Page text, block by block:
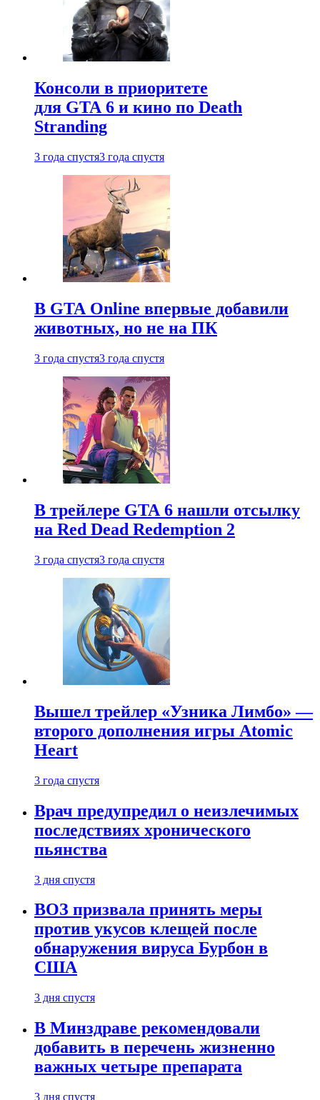
Консоли в приоритете
для GTA 6 и кино по Death
Stranding
3 года спустя3 года спустя
В GTA Online впервые добавили
животных, но не на ПК
3 года спустя3 года спустя
В трейлере GTA 6 нашли отсылку
на Red Dead Redemption 2
3 года спустя3 года спустя
Вышел трейлер «Узника Лимбо» —
второго дополнения игры Atomic
Heart
3 года спустя
Врач предупредил о неизлечимых
последствиях хронического
пьянства
3 дня спустя
ВОЗ призвала принять меры
против укусов клещей после
обнаружения вируса Бурбон в
США
3 дня спустя
В Минздраве рекомендовали
добавить в перечень жизненно
важных четыре препарата
3 дня спустя